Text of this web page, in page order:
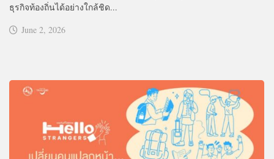
ธุรกิจท้องถิ่นได้อย่างใกล้ชิด...
June 2, 2026